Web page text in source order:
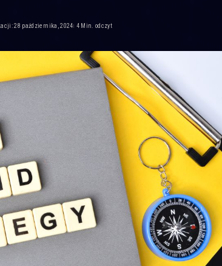
28 października, 2024 4 Min. odczyt